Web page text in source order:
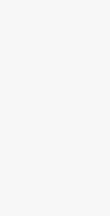
zu